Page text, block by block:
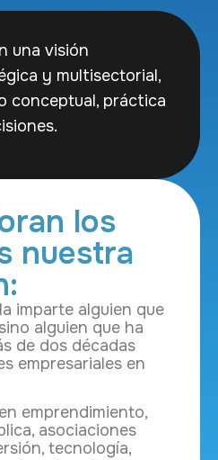
una visión
y multisectorial,
conceptual, práctica
los
nuestra
imparte alguien que
alguien que ha
de dos décadas
empresariales en
emprendimiento,
asociaciones
tecnología,